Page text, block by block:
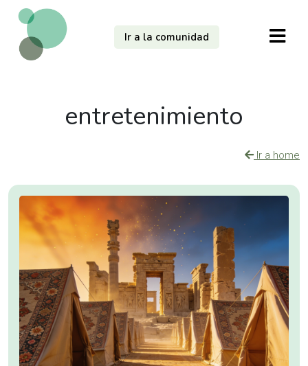
Ir a la comunidad
entretenimiento
Ir a home